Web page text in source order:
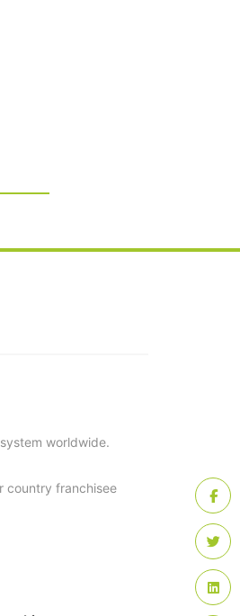
worldwide.
country franchisee